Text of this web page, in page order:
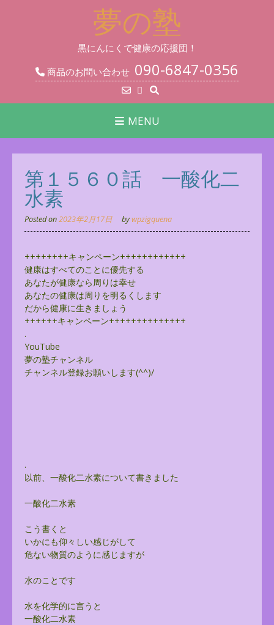
夢の塾
黒にんにくで健康の応援団！
商品のお問い合わせ 090-6847-0356
MENU
第１５６０話 一酸化二
水素
Posted on2023年2月17日 bywpzigquena
++++++++キャンペーン++++++++++++
健康はすべてのことに優先する
あなたが健康なら周りは幸せ
あなたの健康は周りを明るくします
だから健康に生きましょう
++++++キャンペーン++++++++++++++
.
YouTube
夢の塾チャンネル
チャンネル登録お願いします(^^)/
.
以前、一酸化二水素について書きました
一酸化二水素
こう書くと
いかにも仰々しい感じがして
危ない物質のように感じますが
水のことです
水を化学的に言うと
一酸化二水素